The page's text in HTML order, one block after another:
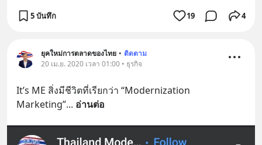
5 บันทึก 19 4
ยุคใหม่การตลาดของไทย • ติดตาม
20 เม.ย. 2020 เวลา 01:00 • ธุรกิจ
It’s ME สิ่งมีชีวิตที่เรียกว่า “Modernization
Marketing”... อ่านต่อ